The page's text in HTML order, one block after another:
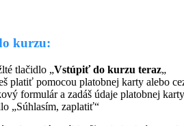
kurzu:
tlačidlo „Vstúpiť do kurzu teraz„
platiť pomocou platobnej karty alebo
formulár a zadáš údaje platobnej
„Súhlasím, zaplatiť“